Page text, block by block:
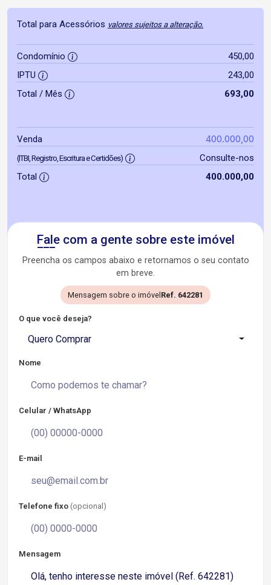
Total para Acessórios valores sujeitos a alteração.
Condomínio
450,00
IPTU
243,00
Total / Mês
693,00
Venda 400.000,00
(ITBI, Registro, Escritura e Certidões)
Consulte-nos
Total
400.000,00
Fale com a gente sobre este imóvel
Preencha os campos abaixo e retornamos o seu contato
em breve.
Mensagem sobre o imóvelRef. 642281
O que você deseja?
Quero Comprar
Nome
Celular / WhatsApp
E-mail
Telefone fixo (opcional)
Mensagem